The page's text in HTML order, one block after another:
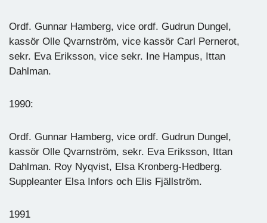
Ordf. Gunnar Hamberg, vice ordf. Gudrun Dungel,
kassör Olle Qvarnström, vice kassör Carl Pernerot,
sekr. Eva Eriksson, vice sekr. Ine Hampus, Ittan
Dahlman.
1990:
Ordf. Gunnar Hamberg, vice ordf. Gudrun Dungel,
kassör Olle Qvarnström, sekr. Eva Eriksson, Ittan
Dahlman. Roy Nyqvist, Elsa Kronberg-Hedberg.
Suppleanter Elsa Infors och Elis Fjällström.
1991